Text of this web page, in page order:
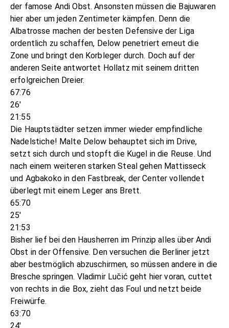
der famose Andi Obst. Ansonsten müssen die Bajuwaren
hier aber um jeden Zentimeter kämpfen. Denn die
Albatrosse machen der besten Defensive der Liga
ordentlich zu schaffen, Delow penetriert erneut die
Zone und bringt den Korbleger durch. Doch auf der
anderen Seite antwortet Hollatz mit seinem dritten
erfolgreichen Dreier.
67:76
26'
21:55
Die Hauptstädter setzen immer wieder empfindliche
Nadelstiche! Malte Delow behauptet sich im Drive,
setzt sich durch und stopft die Kugel in die Reuse. Und
nach einem weiteren starken Steal gehen Mattisseck
und Agbakoko in den Fastbreak, der Center vollendet
überlegt mit einem Leger ans Brett.
65:70
25'
21:53
Bisher lief bei den Hausherren im Prinzip alles über Andi
Obst in der Offensive. Den versuchen die Berliner jetzt
aber bestmöglich abzuschirmen, so müssen andere in die
Bresche springen. Vladimir Lučić geht hier voran, cuttet
von rechts in die Box, zieht das Foul und netzt beide
Freiwürfe.
63:70
24'